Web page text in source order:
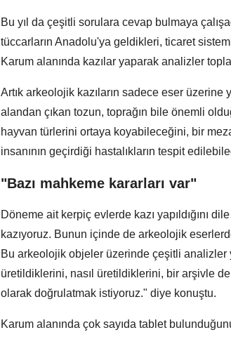
Bu yıl da çeşitli sorulara cevap bulmaya
tüccarların Anadolu'ya geldikleri, ticaret
Karum alanında kazılar yaparak analizler
Artık arkeolojik kazıların sadece eser
alandan çıkan tozun, toprağın bile önemli
hayvan türlerini ortaya koyabileceğini, bir
insanının geçirdiği hastalıkların tespit
"Bazı mahkeme kararları var"
Döneme ait kerpiç evlerde kazı yapıldığını
kazıyoruz. Bunun içinde de arkeolojik
Bu arkeolojik objeler üzerinde çeşitli analizler
üretildiklerini, nasıl üretildiklerini, bir arşivle de
olarak doğrulatmak istiyoruz." diye konuştu.
Karum alanında çok sayıda tablet